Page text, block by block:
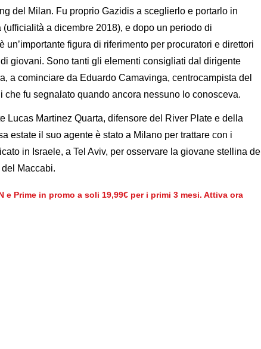
del Milan. Fu proprio Gazidis a sceglierlo e portarlo in
a dicembre 2018), e dopo un periodo di
un’importante figura di riferimento per procuratori e direttori
giovani. Sono tanti gli elementi consigliati dal dirigente
a cominciare da Eduardo Camavinga, centrocampista del
che fu segnalato quando ancora nessuno lo conosceva.
Lucas Martinez Quarta, difensore del River Plate e della
estate il suo agente è stato a Milano per trattare con i
in Israele, a Tel Aviv, per osservare la giovane stellina del
Maccabi.
e Prime in promo a soli 19,99€ per i primi 3 mesi. Attiva ora